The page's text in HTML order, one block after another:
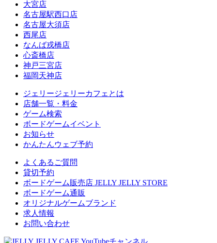
大宮店
名古屋駅西口店
名古屋大須店
西尾店
なんば戎橋店
心斎橋店
神戸三宮店
福岡天神店
ジェリージェリーカフェとは
店舗一覧・料金
ゲーム検索
ボードゲームイベント
お知らせ
かんたんウェブ予約
よくあるご質問
貸切予約
ボードゲーム販売店 JELLY JELLY STORE
ボードゲーム通販
オリジナルゲームブランド
求人情報
お問い合わせ